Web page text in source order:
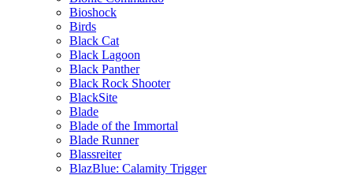
Bioshock
Birds
Black Cat
Black Lagoon
Black Panther
Black Rock Shooter
BlackSite
Blade
Blade of the Immortal
Blade Runner
Blassreiter
BlazBlue: Calamity Trigger